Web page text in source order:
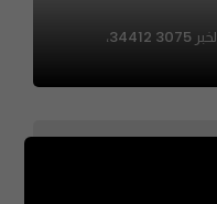
حي, 6531 شارع الأمير تركي، الكورنيش، الخبر 34412 3075،